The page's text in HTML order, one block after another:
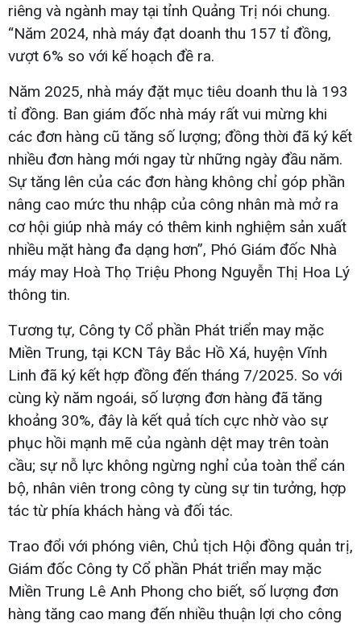
riêng và ngành may tại tỉnh Quảng Trị nói chung.
“Năm 2024, nhà máy đạt doanh thu 157 tỉ đồng,
vượt 6% so với kế hoạch đề ra.
Năm 2025, nhà máy đặt mục tiêu doanh thu là 193
tỉ đồng. Ban giám đốc nhà máy rất vui mừng khi
các đơn hàng cũ tăng số lượng; đồng thời đã ký kết
nhiều đơn hàng mới ngay từ những ngày đầu năm.
Sự tăng lên của các đơn hàng không chỉ góp phần
nâng cao mức thu nhập của công nhân mà mở ra
cơ hội giúp nhà máy có thêm kinh nghiệm sản xuất
nhiều mặt hàng đa dạng hơn”, Phó Giám đốc Nhà
máy may Hoà Thọ Triệu Phong Nguyễn Thị Hoa Lý
thông tin.
Tương tự, Công ty Cổ phần Phát triển may mặc
Miền Trung, tại KCN Tây Bắc Hồ Xá, huyện Vĩnh
Linh đã ký kết hợp đồng đến tháng 7/2025. So với
cùng kỳ năm ngoái, số lượng đơn hàng đã tăng
khoảng 30%, đây là kết quả tích cực nhờ vào sự
phục hồi mạnh mẽ của ngành dệt may trên toàn
cầu; sự nỗ lực không ngừng nghỉ của toàn thể cán
bộ, nhân viên trong công ty cùng sự tin tưởng, hợp
tác từ phía khách hàng và đối tác.
Trao đổi với phóng viên, Chủ tịch Hội đồng quản trị,
Giám đốc Công ty Cổ phần Phát triển may mặc
Miền Trung Lê Anh Phong cho biết, số lượng đơn
hàng tăng cao mang đến nhiều thuận lợi cho công